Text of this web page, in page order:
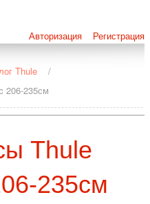
Авторизация Регистрация
Thule
/
206-235см
Thule
235см